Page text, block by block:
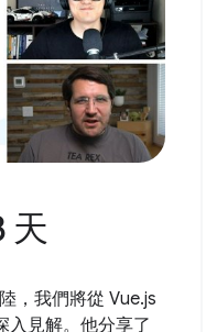
天
，我們將從 Vue.js
入見解。他分享了